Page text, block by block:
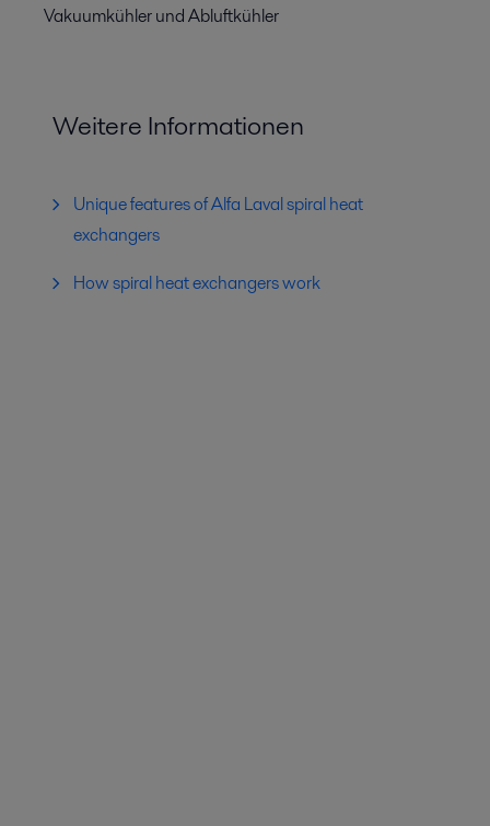
Vakuumkühler und Abluftkühler
Weitere Informationen
Unique features of Alfa Laval spiral heat
exchangers
How spiral heat exchangers work